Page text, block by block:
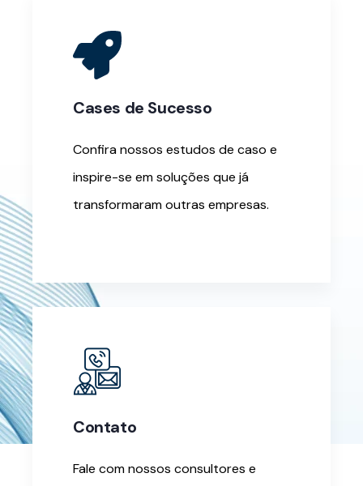
Cases de Sucesso
Confira nossos estudos de caso e
inspire-se em soluções que já
transformaram outras empresas.
Contato
Fale com nossos consultores e